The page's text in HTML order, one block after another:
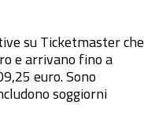
su Ticketmaster che
e arrivano fino a
euro. Sono
soggiorni